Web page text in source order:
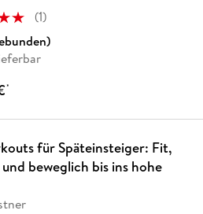
(1)
*
für Späteinsteiger: Fit,
beweglich bis ins hohe